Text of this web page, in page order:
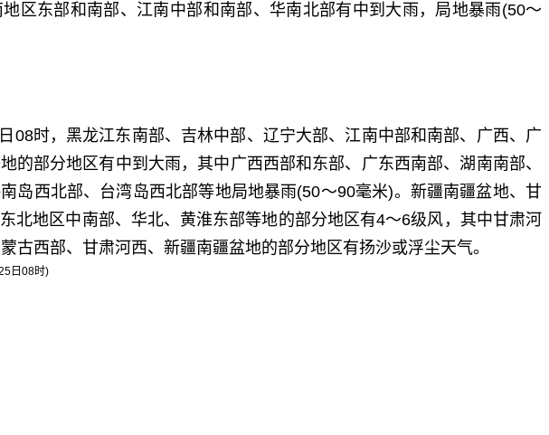
东部和南部、江南中部和南部、华南北部有中到大雨，局地暴雨(50～
时，黑龙江东南部、吉林中部、辽宁大部、江南中部和南部、广西、广
的部分地区有中到大雨，其中广西西部和东部、广东西南部、湖南南部、
岛西北部、台湾岛西北部等地局地暴雨(50～90毫米)。新疆南疆盆地、甘
北地区中南部、华北、黄淮东部等地的部分地区有4～6级风，其中甘肃河
古西部、甘肃河西、新疆南疆盆地的部分地区有扬沙或浮尘天气。